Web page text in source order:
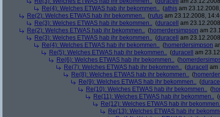
Re(4): Welches ETWAS hab ihr bekommen.. (athis am
Re(2): Welches ETWAS hab ihr bekommen.. (rufus am 23.12.2008,
Re(3): Welches ETWAS hab ihr bekommen.. (duracell
am
Re(2): Welches ETWAS hab ihr bekommen.. (homerdersimpson am
Re(3): Welches ETWAS hab ihr bekommen.. (duracell
am
Re(4): Welches ETWAS hab ihr bekommen.. (homerdersimpson
Re(5): Welches ETWAS hab ihr bekommen.. (duracell
am
Re(6): Welches ETWAS hab ihr bekommen.. (
Re(7): Welches ETWAS hab ihr bekommen.. (duracell
am
Re(8): Welches ETWAS hab ihr bekommen.. (
Re(9): Welches ETWAS hab ihr bekommen.. (
Re(10): Welches ETWAS hab ihr bekommen.. (
Re(11): Welches ETWAS hab ihr bekommen.. (
Re(12): Welches ETWAS hab ihr
Re(13): Welches ETWAS hab ihr